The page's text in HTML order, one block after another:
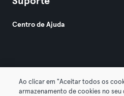
Centro de Ajuda
© 2026 Urban Sports Group
Ao clicar em "Aceitar todos os
armazenamento de cookies no